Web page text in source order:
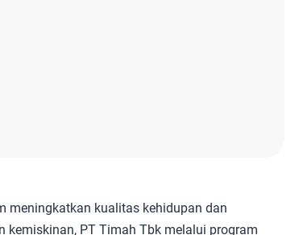
meningkatkan kualitas kehidupan dan
kemiskinan, PT Timah Tbk melalui program